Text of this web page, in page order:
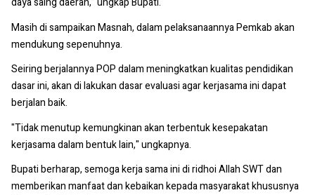
Masih di sampaikan Masnah, dalam pelaksanaannya Pemkab akan
mendukung sepenuhnya.
Seiring berjalannya POP dalam meningkatkan kualitas pendidikan
dasar ini, akan di lakukan dasar evaluasi agar kerjasama ini dapat
berjalan baik.
"Tidak menutup kemungkinan akan terbentuk kesepakatan
kerjasama dalam bentuk lain," ungkapnya.
Bupati berharap, semoga kerja sama ini di ridhoi Allah SWT dan
memberikan manfaat dan kebaikan kepada masyarakat khususnya